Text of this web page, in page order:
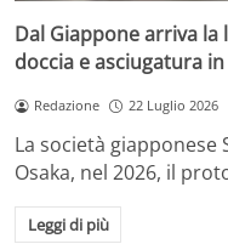
Dal Giappone arriva
doccia e asciugatura
Redazione 22 Luglio 2026
La società giapponese
Osaka, nel 2026, il
Leggi di più